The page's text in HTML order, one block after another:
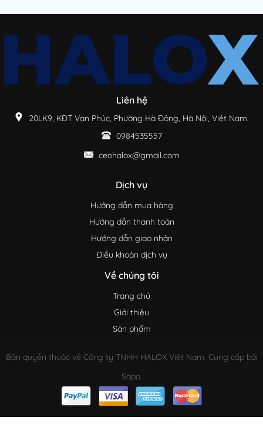
Liên hệ
20LK9, KĐT Vạn Phúc, Phường Hà Đông, Hà Nội, Việt Nam.
0984535557
ceohalox@gmail.com
Dịch vụ
Hướng dẫn mua hàng
Hướng dẫn thanh toán
Hướng dẫn giao nhận
Điều khoản dịch vụ
Về chúng tôi
Trang chủ
Giới thiệu
Sản phẩm
Bản quyền thuộc về Công ty TNHH HALOX Việt Nam. Cung cấp bởi
Sapo.